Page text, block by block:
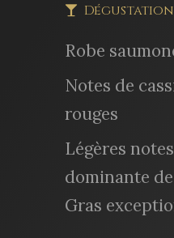
Dégustation
Robe
Notes de
rouges
Légères
dominante
Gras